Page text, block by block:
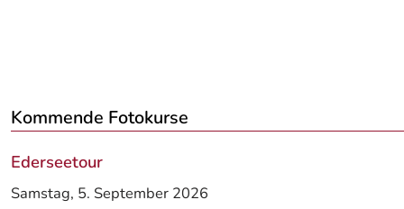
Kommende Fotokurse
Ederseetour
Samstag, 5. September 2026